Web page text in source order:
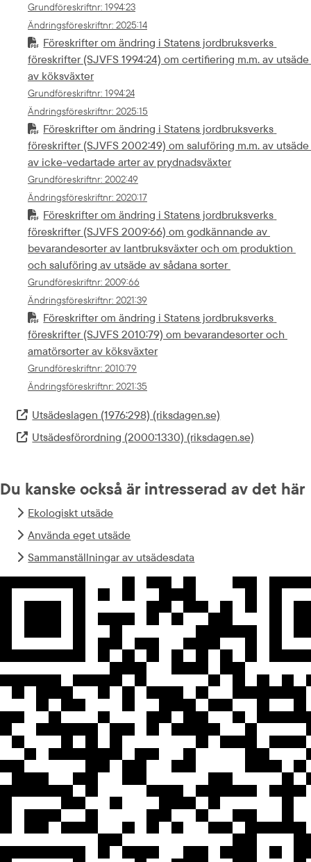
Grundföreskriftnr: 1994:23
Ändringsföreskriftnr: 2025:14
Föreskrifter om ändring i Statens jordbruksverks
föreskrifter (SJVFS 1994:24) om certifiering m.m. av utsäde
av köksväxter
Grundföreskriftnr: 1994:24
Ändringsföreskriftnr: 2025:15
Föreskrifter om ändring i Statens jordbruksverks
föreskrifter (SJVFS 2002:49) om saluföring m.m. av utsäde
av icke-vedartade arter av prydnadsväxter
Grundföreskriftnr: 2002:49
Ändringsföreskriftnr: 2020:17
Föreskrifter om ändring i Statens jordbruksverks
föreskrifter (SJVFS 2009:66) om godkännande av
bevarandesorter av lantbruksväxter och om produktion
och saluföring av utsäde av sådana sorter
Grundföreskriftnr: 2009:66
Ändringsföreskriftnr: 2021:39
Föreskrifter om ändring i Statens jordbruksverks
föreskrifter (SJVFS 2010:79) om bevarandesorter och
amatörsorter av köksväxter
Grundföreskriftnr: 2010:79
Ändringsföreskriftnr: 2021:35
Extern länk.
Utsädeslagen (1976:298) (riksdagen.se)
Extern länk.
Utsädesförordning (2000:1330) (riksdagen.se)
Du kanske också är intresserad av det här
Ekologiskt utsäde
Använda eget utsäde
Sammanställningar av utsädesdata